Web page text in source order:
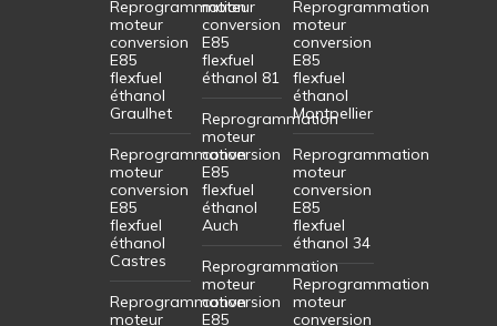
Reprogrammation
moteur
conversion
E85
flexfuel
éthanol
Graulhet
Reprogrammation
moteur
conversion
E85
flexfuel
éthanol
Castres
Reprogrammation
moteur
moteur
conversion
E85
flexfuel
éthanol 81
Reprogrammation
moteur
conversion
E85
flexfuel
éthanol
Auch
Reprogrammation
moteur
conversion
E85
Reprogrammation
moteur
conversion
E85
flexfuel
éthanol
Montpellier
Reprogrammation
moteur
conversion
E85
flexfuel
éthanol 34
Reprogrammation
moteur
conversion